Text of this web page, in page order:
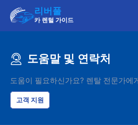
리버풀
카 렌털 가이드
도움말 및 연락처
도움이 필요하신가요? 렌탈 전문가에
고객 지원